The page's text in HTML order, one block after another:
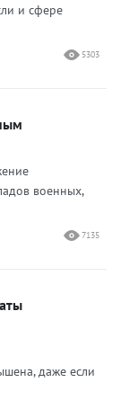
и сфере
5303
военных,
7135
даже если